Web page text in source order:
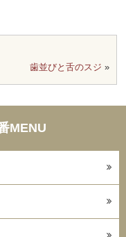
歯並びと舌のスジ »
MENU